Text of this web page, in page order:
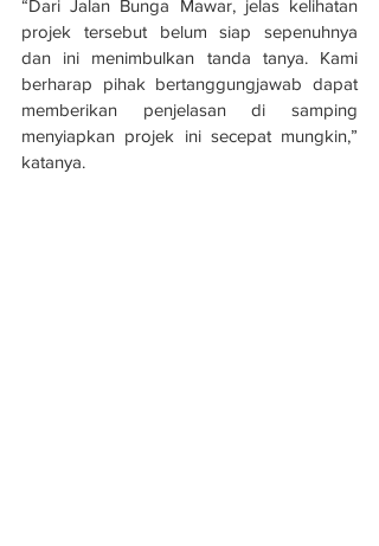
“Dari Jalan Bunga Mawar, jelas kelihatan
projek tersebut belum siap sepenuhnya
dan ini menimbulkan tanda tanya. Kami
berharap pihak bertanggungjawab dapat
memberikan penjelasan di samping
menyiapkan projek ini secepat mungkin,”
katanya.